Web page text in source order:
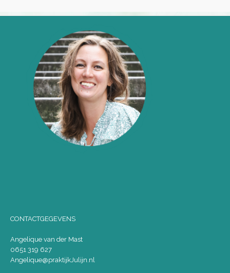
CONTACTGEGEVENS
Angelique van der Mast
0651 319 627
Angelique@praktijkJulijn.nl